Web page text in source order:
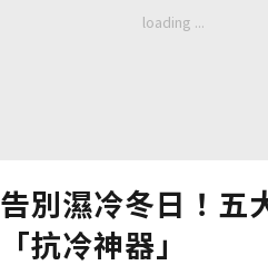
告別濕冷冬日！五
「抗冷神器」